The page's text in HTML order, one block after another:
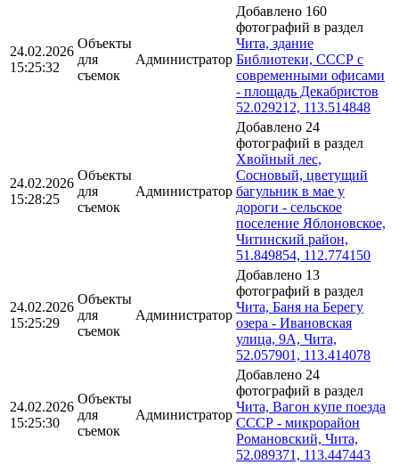
24.02.2026
15:25:32
Объекты
для
съемок
Администратор
Добавлено 160
фотографий в раздел
Чита, здание
Библиотеки, СССР с
современными офисами
- площадь Декабристов
52.029212, 113.514848
24.02.2026
15:28:25
Объекты
для
съемок
Администратор
Добавлено 24
фотографий в раздел
Хвойный лес,
Сосновый, цветущий
багульник в мае у
дороги - сельское
поселение Яблоновское,
Читинский район,
51.849854, 112.774150
24.02.2026
15:25:29
Объекты
для
съемок
Администратор
Добавлено 13
фотографий в раздел
Чита, Баня на Берегу
озера - Ивановская
улица, 9А, Чита,
52.057901, 113.414078
24.02.2026
15:25:30
Объекты
для
съемок
Администратор
Добавлено 24
фотографий в раздел
Чита, Вагон купе поезда
СССР - микрорайон
Романовский, Чита,
52.089371, 113.447443